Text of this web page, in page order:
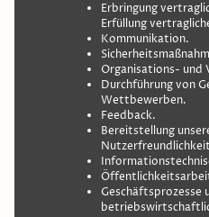
Erbringung
Erfüllung
Kommunikation.
Organisations- und
Durchführung von
Wettbewerben.
Feedback.
Bereitstellung
Geschäftsprozesse